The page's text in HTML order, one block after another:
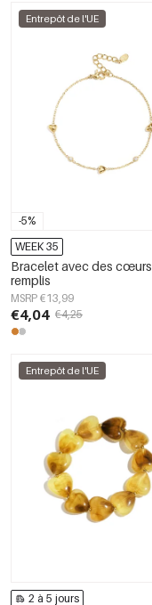
-5%
Entrepôt de l'UE
WEEK 35
Bracelet avec des cœurs
remplis
MSRP €13,99
€4,04 €4,25
Entrepôt de l'UE
2 à 5 jours